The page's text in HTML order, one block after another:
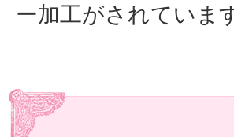
ー加工がされていま